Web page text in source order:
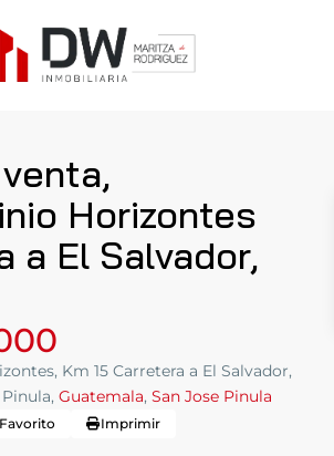
Horizontes
a El Salvador,
Km 15 Carretera a El Salvador,
Guatemala, San Jose Pinula
Favorito Imprimir